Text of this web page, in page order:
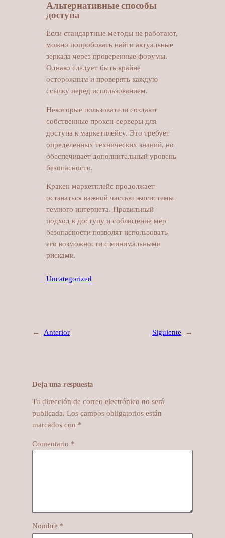
Альтернативные способы
доступа
Если стандартные методы не работают,
можно попробовать найти актуальные
зеркала через проверенные форумы.
Однако следует быть крайне
осторожным и проверять каждую
ссылку перед использованием.
Некоторые пользователи создают
собственные прокси-серверы для
доступа к маркетплейсу. Это требует
определенных технических знаний, но
обеспечивает дополнительный уровень
безопасности.
Кракен маркетплейс продолжает
оставаться важной частью экосистемы
темного интернета. Правильный
подход к доступу и соблюдение мер
безопасности позволят использовать
его возможности с минимальными
рисками.
Uncategorized
← Anterior Siguiente →
Deja una respuesta
Tu dirección de correo electrónico no será
publicada. Los campos obligatorios están
marcados con *
Comentario *
Nombre *